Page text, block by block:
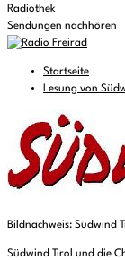
Radiothek
Sendungen nachhören
Startseite
Lesung von
Bildnachweis: Südwind
Südwind Tirol und die